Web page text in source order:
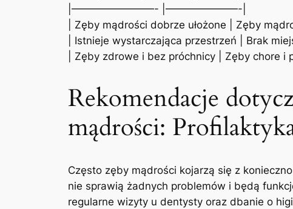
|————————- |———————-|
| Zęby mądrości dobrze ułożone | Zęby
| Istnieje wystarczająca przestrzeń | Brak
| Zęby zdrowe i bez próchnicy | Zęby⁢ chore ‌i
Rekomendacje
mądrości:
Często zęby mądrości kojarzą się ‌z
nie sprawią żadnych problemów i będą
regularne wizyty u dentysty oraz dbanie o